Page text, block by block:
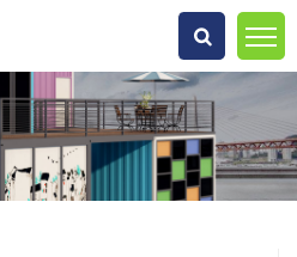
Cercando?